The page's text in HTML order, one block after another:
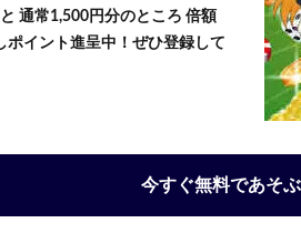
通常1,500円分のところ 倍額
ポイント進呈中！ぜひ登録して
今すぐ無料であそぶ